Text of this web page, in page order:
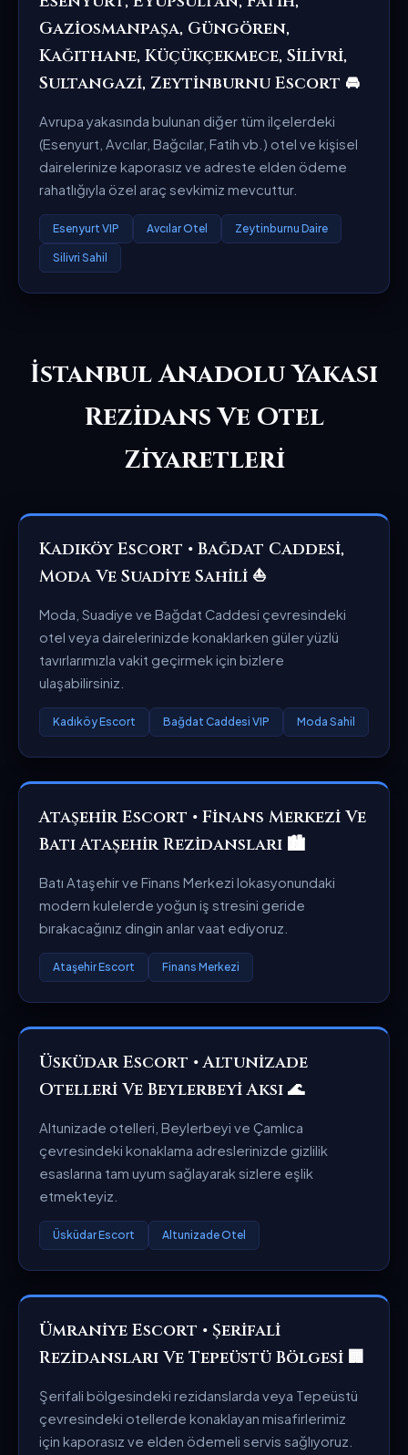
Gaziosmanpaşa, Güngören,
Kağıthane, Küçükçekmece, Silivri,
Sultangazi, Zeytinburnu Escort 🚘
Avrupa yakasında bulunan diğer tüm ilçelerdeki
(Esenyurt, Avcılar, Bağcılar, Fatih vb.) otel ve kişisel
dairelerinize kaporasız ve adreste elden ödeme
rahatlığıyla özel araç sevkimiz mevcuttur.
Esenyurt VIP Avcılar Otel Zeytinburnu Daire
Silivri Sahil
İstanbul Anadolu Yakası
Rezidans Ve Otel
Ziyaretleri
Kadıköy Escort • Bağdat Caddesi,
Moda Ve Suadiye Sahili ⛵
Moda, Suadiye ve Bağdat Caddesi çevresindeki
otel veya dairelerinizde konaklarken güler yüzlü
tavırlarımızla vakit geçirmek için bizlere
ulaşabilirsiniz.
Kadıköy Escort Bağdat Caddesi VIP Moda Sahil
Ataşehir Escort • Finans Merkezi Ve
Batı Ataşehir Rezidansları 🏙️
Batı Ataşehir ve Finans Merkezi lokasyonundaki
modern kulelerde yoğun iş stresini geride
bırakacağınız dingin anlar vaat ediyoruz.
Ataşehir Escort Finans Merkezi
Üsküdar Escort • Altunizade
Otelleri Ve Beylerbeyi Aksı 🌊
Altunizade otelleri, Beylerbeyi ve Çamlıca
çevresindeki konaklama adreslerinizde gizlilik
esaslarına tam uyum sağlayarak sizlere eşlik
etmekteyiz.
Üsküdar Escort Altunizade Otel
Ümraniye Escort • Şerifali
Rezidansları Ve Tepeüstü Bölgesi 🏢
Şerifali bölgesindeki rezidanslarda veya Tepeüstü
çevresindeki otellerde konaklayan misafirlerimiz
için kaporasız ve elden ödemeli servis sağlıyoruz.